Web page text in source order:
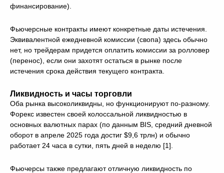
финансирование).
Фьючерсные контракты имеют конкретные даты истечения.
Эквивалентной ежедневной комиссии (свопа) здесь обычно
нет, но трейдерам придется оплатить комиссии за ролловер
(перенос), если они захотят остаться в рынке после
истечения срока действия текущего контракта.
Ликвидность и часы торговли
Оба рынка высоколиквидны, но функционируют по-разному.
Форекс известен своей колоссальной ликвидностью в
основных валютных парах (по данным BIS, средний дневной
оборот в апреле 2025 года достиг $9,6 трлн) и обычно
работает 24 часа в сутки, пять дней в неделю [1].
Фьючерсы также предлагают отличную ликвидность по